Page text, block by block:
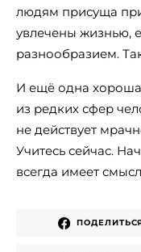
людям присуща
увлечены жизнью,
разнообразием.
И ещё одна
из редких сфер
не действует
Учитесь сейчас.
всегда имеет